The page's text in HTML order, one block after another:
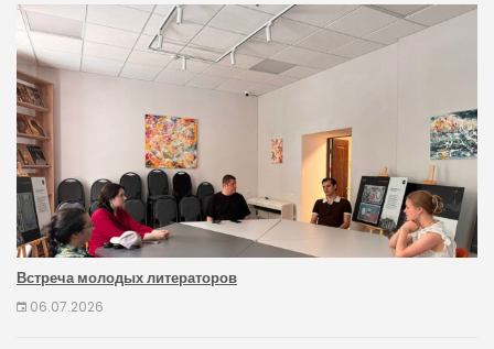
Встреча молодых литераторов
06.07.2026